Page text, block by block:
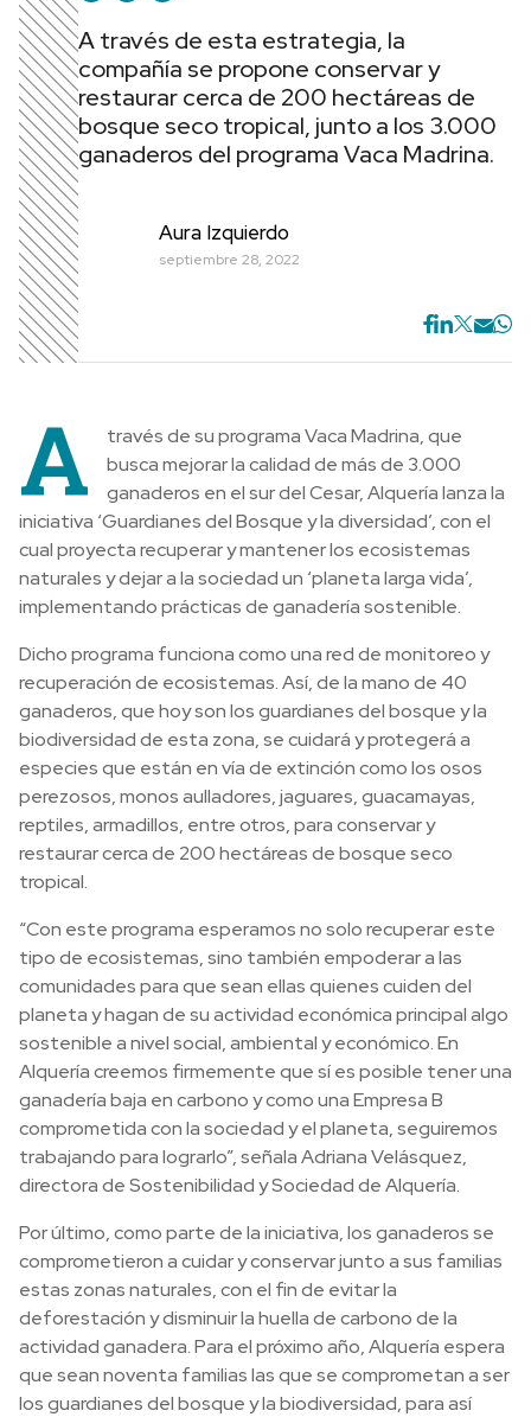
A través de esta estrategia, la
compañía se propone conservar y
restaurar cerca de 200 hectáreas de
bosque seco tropical, junto a los 3.000
ganaderos del programa Vaca Madrina.
Aura Izquierdo
septiembre 28, 2022
A
través de su programa Vaca Madrina, que
busca mejorar la calidad de más de 3.000
ganaderos en el sur del Cesar, Alquería lanza la
iniciativa ‘Guardianes del Bosque y la diversidad’, con el
cual proyecta recuperar y mantener los ecosistemas
naturales y dejar a la sociedad un ‘planeta larga vida’,
implementando prácticas de ganadería sostenible.
Dicho programa funciona como una red de monitoreo y
recuperación de ecosistemas. Así, de la mano de 40
ganaderos, que hoy son los guardianes del bosque y la
biodiversidad de esta zona, se cuidará y protegerá a
especies que están en vía de extinción como los osos
perezosos, monos aulladores, jaguares, guacamayas,
reptiles, armadillos, entre otros, para conservar y
restaurar cerca de 200 hectáreas de bosque seco
tropical.
“Con este programa esperamos no solo recuperar este
tipo de ecosistemas, sino también empoderar a las
comunidades para que sean ellas quienes cuiden del
planeta y hagan de su actividad económica principal algo
sostenible a nivel social, ambiental y económico. En
Alquería creemos firmemente que sí es posible tener una
ganadería baja en carbono y como una Empresa B
comprometida con la sociedad y el planeta, seguiremos
trabajando para lograrlo”, señala Adriana Velásquez,
directora de Sostenibilidad y Sociedad de Alquería.
Por último, como parte de la iniciativa, los ganaderos se
comprometieron a cuidar y conservar junto a sus familias
estas zonas naturales, con el fin de evitar la
deforestación y disminuir la huella de carbono de la
actividad ganadera. Para el próximo año, Alquería espera
que sean noventa familias las que se comprometan a ser
los guardianes del bosque y la biodiversidad, para así